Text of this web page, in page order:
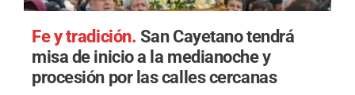
Fe y tradición. San Cayetano tendrá
misa de inicio a la medianoche y
procesión por las calles cercanas